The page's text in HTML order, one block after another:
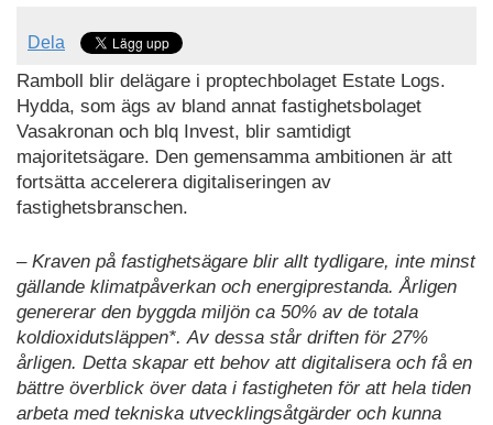
Dela
Ramboll blir delägare i proptechbolaget Estate Logs.
Hydda, som ägs av bland annat fastighetsbolaget
Vasakronan och blq Invest, blir samtidigt
majoritetsägare. Den gemensamma ambitionen är att
fortsätta accelerera digitaliseringen av
fastighetsbranschen.
– Kraven på fastighetsägare blir allt tydligare, inte minst
gällande klimatpåverkan och energiprestanda. Årligen
genererar den byggda miljön ca 50% av de totala
koldioxidutsläppen*. Av dessa står driften för 27%
årligen. Detta skapar ett behov att digitalisera och få en
bättre överblick över data i fastigheten för att hela tiden
arbeta med tekniska utvecklingsåtgärder och kunna